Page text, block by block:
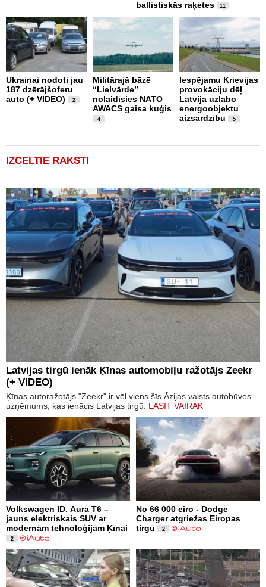
ballistiskās raķetes
11
Ukrainai nodoti jau
187 dzērājšoferu
auto (+ VIDEO)
2
Militārajā bāzē
“Lielvārde”
nolaidīsies NATO
AWACS gaisa kuģis
4
Iespējamu Krievijas
provokāciju dēļ
Latvija uzlabo
energoobjektu
aizsardzību
5
IZCELTIE RAKSTI
Latvijas tirgū ienāk Ķīnas automobiļu ražotājs Zeekr
(+ VIDEO)
Ķīnas autoražotājs "Zeekr" ir vēl viens šīs Āzijas valsts autobūves
uzņēmums, kas ienācis Latvijas tirgū. LASĪT VAIRĀK
Volkswagen ID. Aura T6 –
jauns elektriskais SUV ar
modernām tehnoloģijām Ķīnai
2
No 66 000 eiro - Dodge
Charger atgriežas Eiropas
tirgū
2